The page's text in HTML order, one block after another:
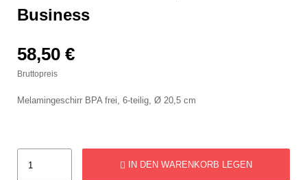
Business
58,50 €
Bruttopreis
Melamingeschirr BPA frei, 6-teilig, Ø 20,5 cm
IN DEN WARENKORB LEGEN